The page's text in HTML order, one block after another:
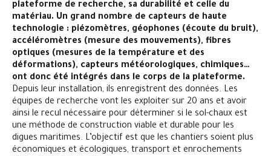
plateforme de recherche, sa durabilité et celle du
matériau. Un grand nombre de capteurs de haute
technologie : piézomètres, géophones (écoute du bruit),
accéléromètres (mesure des mouvements), fibres
optiques (mesures de la température et des
déformations), capteurs météorologiques, chimiques…
ont donc été intégrés dans le corps de la plateforme.
Depuis leur installation, ils enregistrent des données. Les
équipes de recherche vont les exploiter sur 20 ans et avoir
ainsi le recul nécessaire pour déterminer si le sol-chaux est
une méthode de construction viable et durable pour les
digues maritimes. L’objectif est que les chantiers soient plus
économiques et écologiques, transport et enrochements